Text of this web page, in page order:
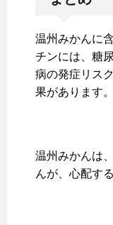
温州みかんに
チンには、糖
病の発症リス
果があります。
温州みかんは
んが、心配す